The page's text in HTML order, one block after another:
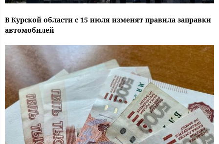
В Курской области с 15 июля изменят правила заправки
автомобилей